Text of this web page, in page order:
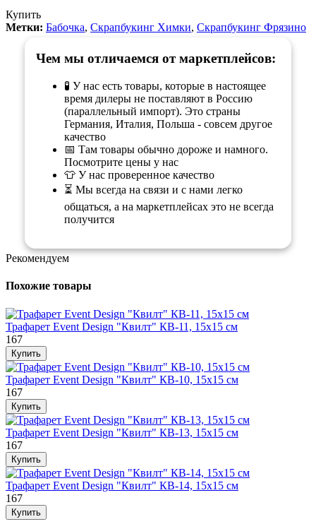
Купить
Метки: Бабочка, Скрапбукинг Химки, Скрапбукинг Фрязино
Чем мы отличаемся от маркетплейсов:
🧪 У нас есть товары, которые в настоящее
время дилеры не поставляют в Россию
(параллельный импорт). Это страны
Германия, Италия, Польша - совсем другое
качество
📅 Там товары обычно дороже и намного.
Посмотрите цены у нас
👕 У нас проверенное качество
⏳ Мы всегда на связи и с нами легко
общаться, а на маркетплейсах это не всегда
получится
Рекомендуем
Похожие товары
Трафарет Event Design "Квилт" КВ-11, 15х15 см
167
Трафарет Event Design "Квилт" КВ-10, 15х15 см
167
Трафарет Event Design "Квилт" КВ-13, 15х15 см
167
Трафарет Event Design "Квилт" КВ-14, 15х15 см
167